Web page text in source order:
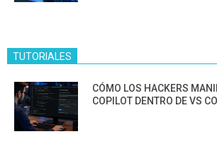
TUTORIALES
CÓMO LOS HACKERS
COPILOT DENTRO DE VS